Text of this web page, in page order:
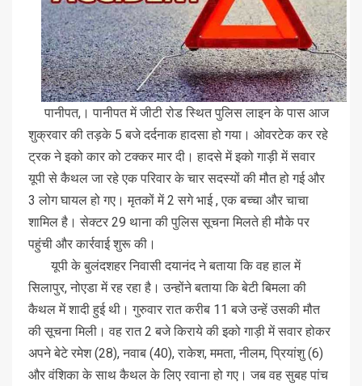
पानीपत,। पानीपत में जीटी रोड स्थित पुलिस लाइन के पास आज
शुक्रवार की तड़के 5 बजे दर्दनाक हादसा हो गया। ओवरटेक कर रहे
ट्रक ने इको कार को टक्कर मार दी। हादसे में इको गाड़ी में सवार
यूपी से कैथल जा रहे एक परिवार के चार सदस्यों की मौत हो गई और
3 लोग घायल हो गए। मृतकों में 2 सगे भाई , एक बच्चा और चाचा
शामिल है। सेक्टर 29 थाना की पुलिस सूचना मिलते ही मौके पर
पहुंची और कार्रवाई शुरू की।
यूपी के बुलंदशहर निवासी दयानंद ने बताया कि वह हाल में
सिलापुर, नोएडा में रह रहा है। उन्होंने बताया कि बेटी बिमला की
कैथल में शादी हुई थी। गुरुवार रात करीब 11 बजे उन्हें उसकी मौत
की सूचना मिली। वह रात 2 बजे किराये की इको गाड़ी में सवार होकर
अपने बेटे रमेश (28), नवाब (40), राकेश, ममता, नीलम, प्रियांशु (6)
और वंशिका के साथ कैथल के लिए रवाना हो गए। जब वह सुबह पांच